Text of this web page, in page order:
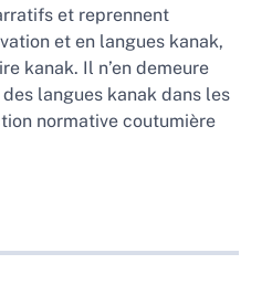
et reprennent
et en langues kanak,
kanak. Il n’en demeure
langues kanak dans les
normative coutumière